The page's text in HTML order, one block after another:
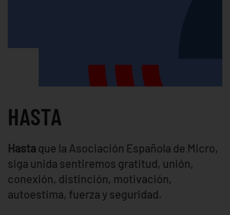
HASTA
Hastaque la Asociación Española de Micro,
siga unida sentiremos gratitud, unión,
conexión, distinción, motivación,
autoestima, fuerza y seguridad.